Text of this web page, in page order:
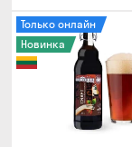
Только онлайн
Новинка